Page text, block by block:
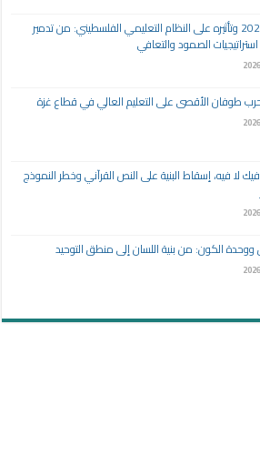
عدوان 2023 وتأثيره على النظام التعليمي الفلسطيني: من تدمير
استراتيجيات الصمود والتعافي
طوفان الأقصى على التعليم العالي في قطاع غزة
لا فيه، إسقاط البنية على النص القرآني وخطر النموذج
ووحدة الكون: من بنية اللسان إلى منطق التوحيد